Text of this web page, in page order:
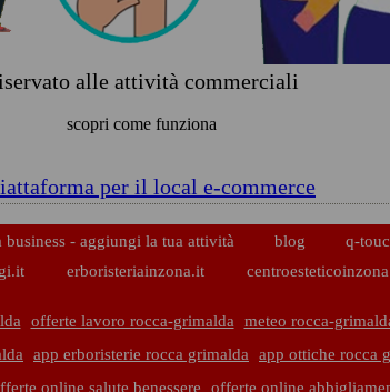
alle attività commerciali
scopri come funziona
per il local e-commerce
business - aggiungi la tua attività blog
q-
erboristeriainzona.it
offerte lavoro rocca-grimalda
meteo rocca-
app erboristerie rocca grimalda
app ottiche rocca
online salute benessere offerte online